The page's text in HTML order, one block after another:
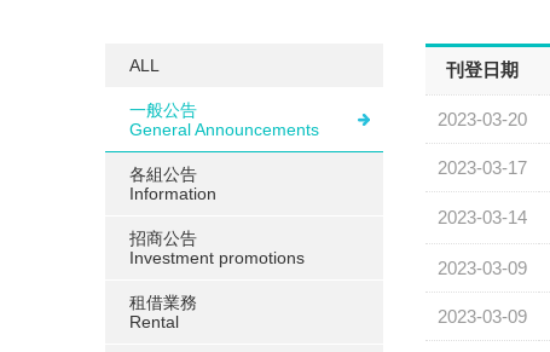
ALL
一般公告
General Announcements
各組公告
Information
招商公告
Investment promotions
租借業務
Rental
刊登日期
2023-03-20
2023-03-17
2023-03-14
2023-03-09
2023-03-09